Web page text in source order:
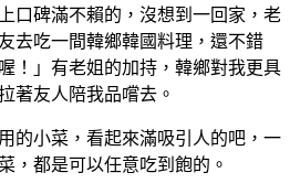
口碑滿不賴的，沒想到一回家，老
去吃一間韓鄉韓國料理，還不錯
！」 有老姐的加持，韓鄉對我更具
著友人陪我品嚐去。
的小菜，看起來滿吸引人的吧，一
，都是可以任意吃到飽的。